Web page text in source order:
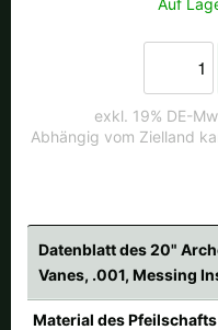
exkl. 19% DE-
Abhängig vom Zielland
Datenblatt des 20"
Vanes, .001, Messing
Material des Pfeilschafts